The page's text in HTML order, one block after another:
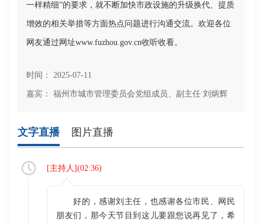
一样精细”的要求，就不断加快市政设施的升级换代、提质
增效的相关举措等方面热点问题进行沟通交流。欢迎各位
网友通过网址www.fuzhou.gov.cn收听收看。
时间： 2025-07-11
嘉宾： 福州市城市管理委员会党组成员、副主任 刘炳辉
文字直播 图片直播
[主持人](02:36)
好的，感谢刘主任，也感谢各位市民、网民
朋友们，那今天节目到这儿要跟您说再见了，希